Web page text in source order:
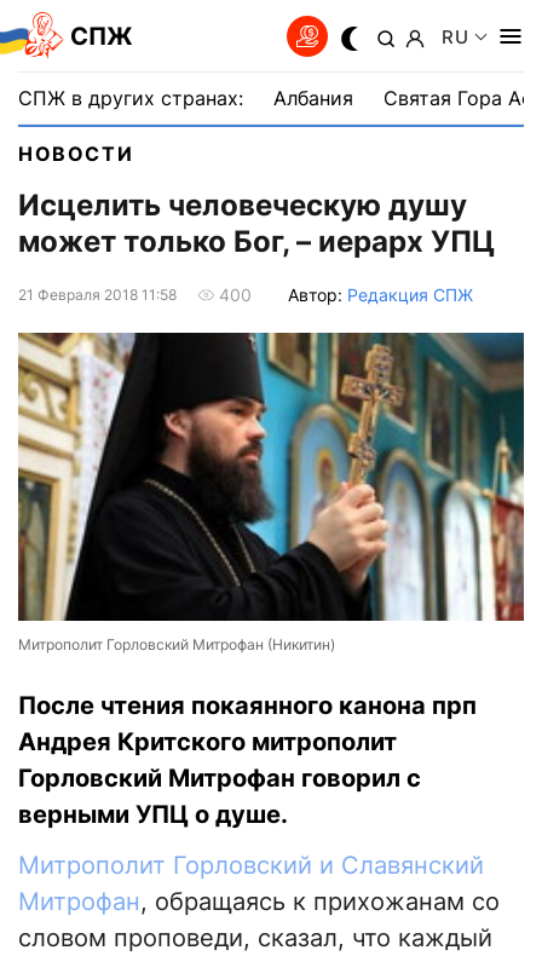
СПЖ RU
СПЖ в других странах: Албания Святая Гора
НОВОСТИ
Исцелить человеческую душу
может только Бог, – иерарх УПЦ
21 Февраля 2018 11:58 400 Автор: Редакция СПЖ
Митрополит Горловский Митрофан (Никитин)
После чтения покаянного канона прп
Андрея Критского митрополит
Горловский Митрофан говорил с
верными УПЦ о душе.
Митрополит Горловский и Славянский
Митрофан, обращаясь к прихожанам со
словом проповеди, сказал, что каждый